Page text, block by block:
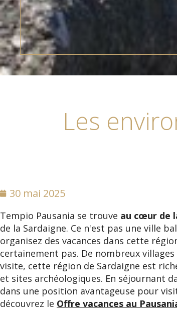
Les
30 mai 2025
Tempio Pausania se trouve au cœur de
de la Sardaigne. Ce n'est pas une ville
organisez des vacances dans cette
certainement pas. De nombreux
visite, cette région de Sardaigne est
et sites archéologiques. En séjournant
dans une position avantageuse pour
découvrez le Offre vacances au